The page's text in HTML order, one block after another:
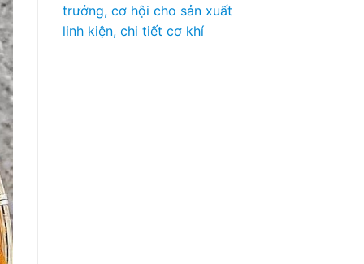
trưởng, cơ hội cho sản xuất
linh kiện, chi tiết cơ khí